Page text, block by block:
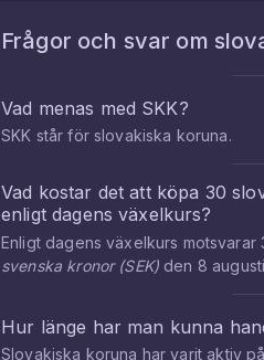
Frågor och svar om
Vad menas med SKK?
SKK står för slovakiska koruna.
Vad kostar det att köpa 30
enligt dagens växelkurs?
Enligt dagens växelkurs motsvarar
svenska kronor(SEK) den 8
Hur länge har man kunna
Slovakiska koruna har varit aktiv